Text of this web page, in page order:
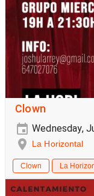
Clown
Wednesday,
La Horizontal
Clown La